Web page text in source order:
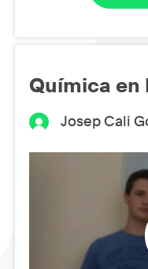
Química
Josep Cali